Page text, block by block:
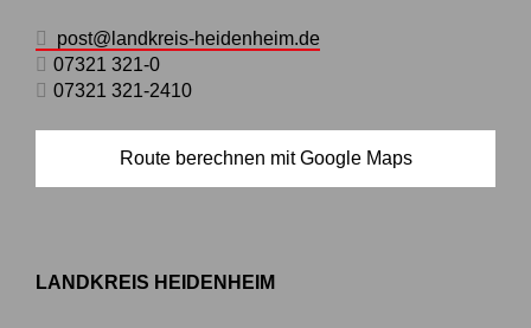
post@landkreis-heidenheim.de
07321 321-0
07321 321-2410
Route berechnen mit Google Maps
LANDKREIS HEIDENHEIM